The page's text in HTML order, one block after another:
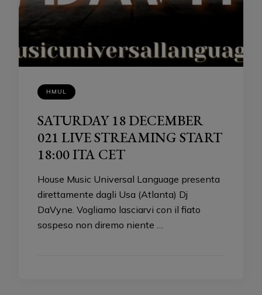
HMUL
SATURDAY 18 DECEMBER
021 LIVE STREAMING START
18:00 ITA CET
House Music Universal Language presenta
direttamente dagli Usa (Atlanta) Dj
DaVyne. Vogliamo lasciarvi con il fiato
sospeso non diremo niente …